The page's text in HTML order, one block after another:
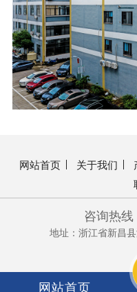
网站首页 关于我们
咨询热线
地址：浙江省新昌
网站首页